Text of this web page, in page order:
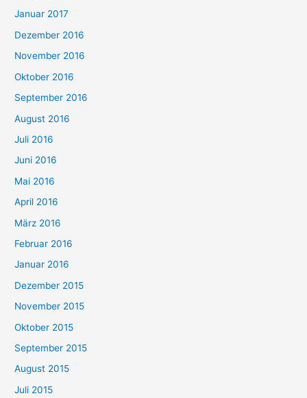
Januar 2017
Dezember 2016
November 2016
Oktober 2016
September 2016
August 2016
Juli 2016
Juni 2016
Mai 2016
April 2016
März 2016
Februar 2016
Januar 2016
Dezember 2015
November 2015
Oktober 2015
September 2015
August 2015
Juli 2015